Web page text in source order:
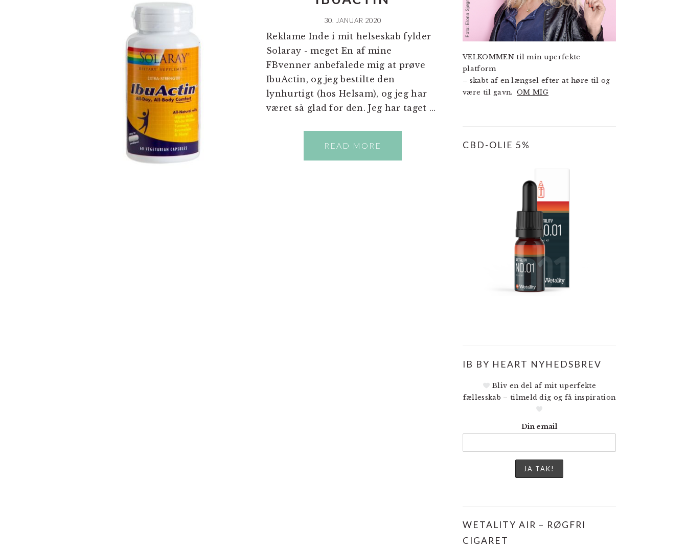
30. JANUAR 2020
Reklame Inde i mit helseskab fylder
Solaray - meget En af mine
FBvenner anbefalede mig at prøve
IbuActin, og jeg bestilte den
lynhurtigt (hos Helsam), og jeg har
været så glad for den. Jeg har taget ...
READ MORE
VELKOMMEN til min uperfekte
platform
– skabt af en længsel efter at høre til og
være til gavn.OM MIG
CBD-OLIE 5%
IB BY HEART NYHEDSBREV
Bliv en del af mit uperfekte
fællesskab – tilmeld dig og få inspiration
Din email
WETALITY AIR – RØGFRI
CIGARET